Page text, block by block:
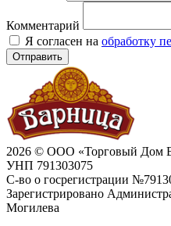
Комментарий
Я согласен на обработку
Отправить
2026 © ООО «Торговый Дом
УНП 791303075
С-во о госрегистрации
Зарегистрировано
Могилева